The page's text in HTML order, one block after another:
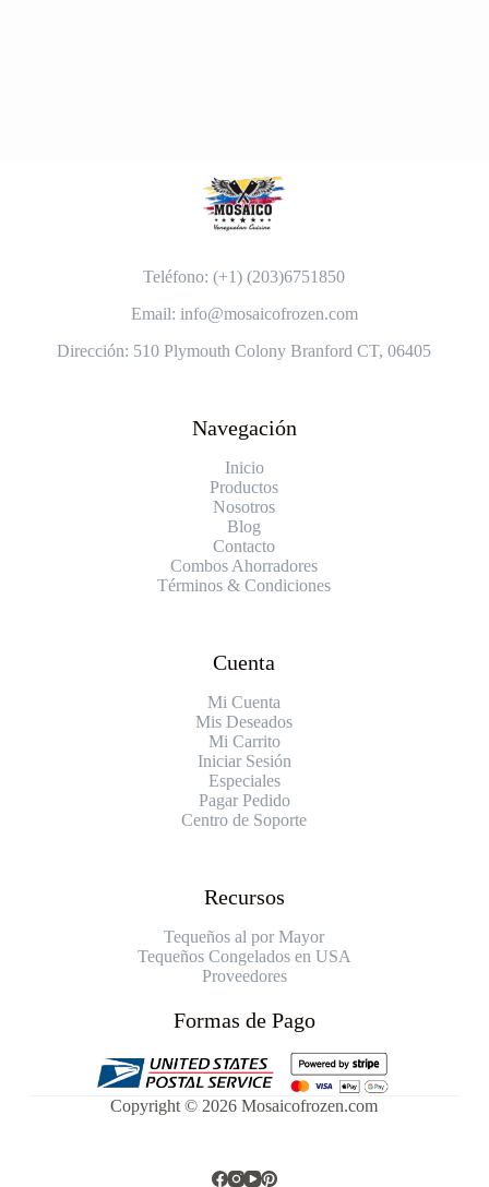
Teléfono: (+1) (203)6751850
Email: info@mosaicofrozen.com
Dirección: 510 Plymouth Colony Branford CT, 06405
Navegación
Inicio
Productos
Nosotros
Blog
Contacto
Combos Ahorradores
Términos & Condiciones
Cuenta
Mi Cuenta
Mis Deseados
Mi Carrito
Iniciar Sesión
Especiales
Pagar Pedido
Centro de Soporte
Recursos
Tequeños al por Mayor
Tequeños Congelados en USA
Proveedores
Formas de Pago
Copyright © 2026 Mosaicofrozen.com